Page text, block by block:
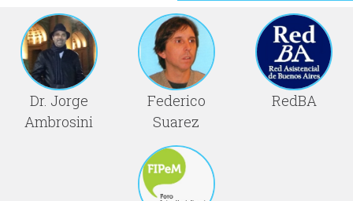
Dr. Jorge
Ambrosini
Federico
Suarez
RedBA